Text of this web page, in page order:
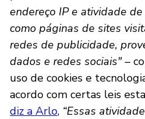
endereço IP e atividade
como páginas de sites
redes de publicidade,
dados e redes sociais"–
uso de cookies e
acordo com certas leis
diz a Arlo, “Essas